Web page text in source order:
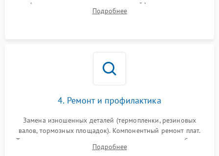
форматирования, целостности шлейфов, контактов
картриджа и оптопар (датчиков прохождения и наличия
Подробнее
4. Ремонт и профилактика
Замена изношенных деталей (термопленки, резиновых
валов, тормозных площадок). Компонентный ремонт плат.
Тщательная очистка тракта печати, контактов и линз блока
лазера (LSU) от просыпанного тонера и пыли.
Подробнее